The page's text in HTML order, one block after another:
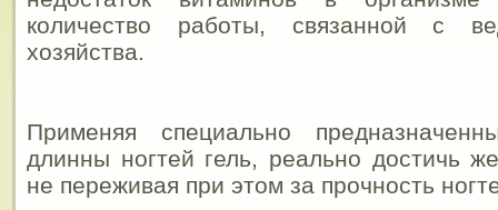
количество работы, связанной с
хозяйства.
Применяя специально
длинны ногтей гель, реально достичь
не переживая при этом за прочность